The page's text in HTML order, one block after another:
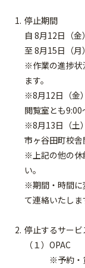
停止期間
自 8月12日（金
至 8月15日（月
※作業の進捗状
ます。
※8月12日（金）
閲覧室とも9:00
※8月13日（土
市ヶ谷田町校舎
※上記の他の休
い。
※期間・時間に
て連絡いたしま
停止するサービ
（１）OPAC
※予約・貸出